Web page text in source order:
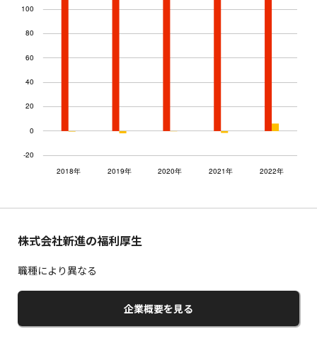
株式会社新進の福利厚生
職種により異なる
企業概要を見る